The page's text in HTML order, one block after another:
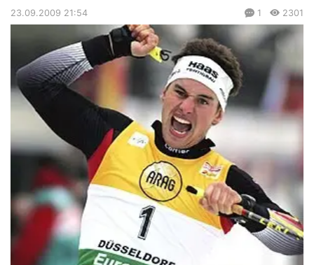
23.09.2009 21:54 1 2301